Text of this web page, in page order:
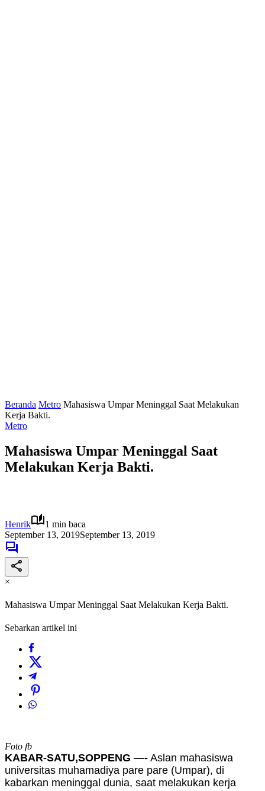
Beranda Metro Mahasiswa Umpar Meninggal Saat Melakukan
Kerja Bakti.
Metro
Mahasiswa Umpar Meninggal Saat
Melakukan Kerja Bakti.
Henrik
1 min baca
September 13, 2019September 13, 2019
×
Mahasiswa Umpar Meninggal Saat Melakukan Kerja Bakti.
Sebarkan artikel ini
Foto fb
KABAR-SATU,SOPPENG —- Aslan mahasiswa
universitas muhamadiya pare pare (Umpar), di
kabarkan meninggal dunia, saat melakukan kerja